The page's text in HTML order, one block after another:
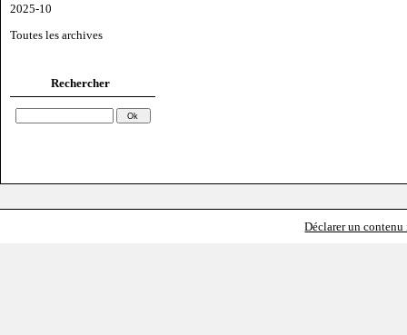
2025-10
Toutes les archives
Rechercher
Déclarer un